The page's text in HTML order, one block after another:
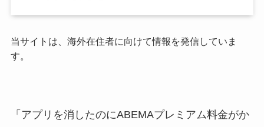
当サイトは、海外在住者に向けて情報を発信していま
す。
「アプリを消したのにABEMAプレミアム料金がか